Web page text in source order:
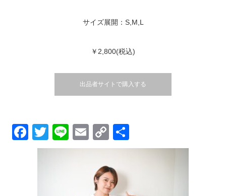
サイズ展開：S,M,L
￥2,800(税込)
出品者サイトで購入する
Facebook
Twitter
LineEmail
Copy
Link
有